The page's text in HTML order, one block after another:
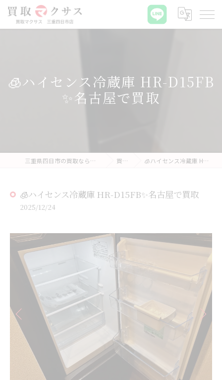
🧊ハイセンス冷蔵庫 HR-D15FB
✨名古屋で買取
三重県四日市の買取なら買取マクサス 三重四日市店 買取実績 🧊ハイセンス冷蔵庫 HR-D15FB✨名古屋で買取
🧊ハイセンス冷蔵庫 HR-D15FB✨名古屋で買取
2025/12/24